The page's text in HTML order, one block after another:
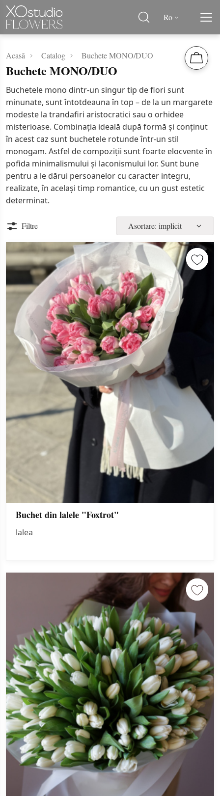
Ro
Acasă Catalog Buchete MONO/DUO
Buchete MONO/DUO
Buchetele mono dintr-un singur tip de flori sunt
minunate, sunt întotdeauna în top – de la un margarete
modeste la trandafiri aristocratici sau o orhidee
misterioase. Combinația ideală după formă și conținut
în acest caz sunt buchetele rotunde într-un stil
monogam. Astfel de compoziții sunt foarte elocvente în
pofida minimalismului și laconismului lor. Sunt bune
pentru a le dărui persoanelor cu caracter integru,
realizate, în același timp romantice, cu un gust estetic
determinat.
Filtre
Buchet din lalele "Foxtrot"
lalea